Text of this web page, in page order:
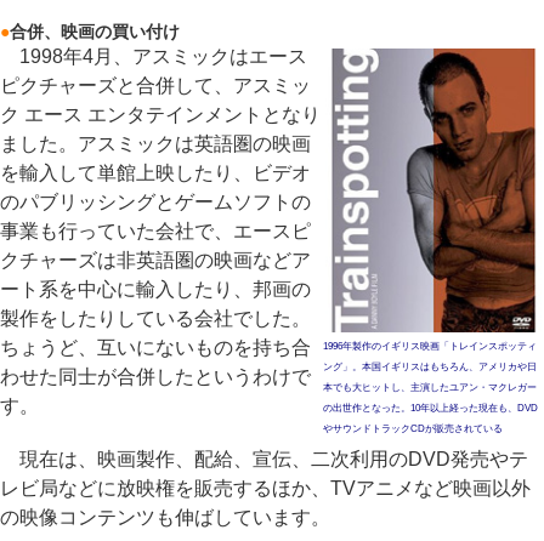
●合併、映画の買い付け
1996年製作のイギリス映画「トレインスポッティ
ング」。本国イギリスはもちろん、アメリカや日
本でも大ヒットし、主演したユアン・マクレガー
の出世作となった。10年以上経った現在も、DVD
やサウンドトラックCDが販売されている
1998年4月、アスミックはエース
ピクチャーズと合併して、アスミッ
ク エース エンタテインメントとなり
ました。アスミックは英語圏の映画
を輸入して単館上映したり、ビデオ
のパブリッシングとゲームソフトの
事業も行っていた会社で、エースピ
クチャーズは非英語圏の映画などア
ート系を中心に輸入したり、邦画の
製作をしたりしている会社でした。
ちょうど、互いにないものを持ち合
わせた同士が合併したというわけで
す。
現在は、映画製作、配給、宣伝、二次利用のDVD発売やテ
レビ局などに放映権を販売するほか、TVアニメなど映画以外
の映像コンテンツも伸ばしています。